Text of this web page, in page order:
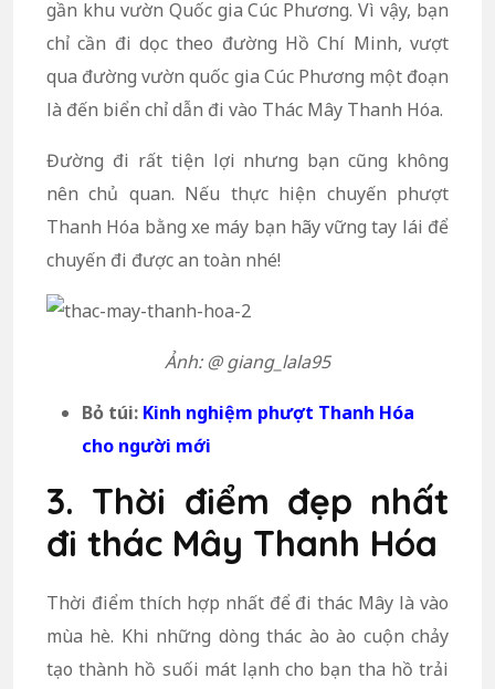
gần khu vườn Quốc gia Cúc Phương. Vì vậy, bạn
chỉ cần đi dọc theo đường Hồ Chí Minh, vượt
qua đường vườn quốc gia Cúc Phương một đoạn
là đến biển chỉ dẫn đi vào Thác Mây Thanh Hóa.
Đường đi rất tiện lợi nhưng bạn cũng không
nên chủ quan. Nếu thực hiện chuyến phượt
Thanh Hóa bằng xe máy bạn hãy vững tay lái để
chuyến đi được an toàn nhé!
Ảnh: @ giang_lala95
Bỏ túi: Kinh nghiệm phượt Thanh Hóa
cho người mới
3. Thời điểm đẹp nhất
đi thác Mây Thanh Hóa
Thời điểm thích hợp nhất để đi thác Mây là vào
mùa hè. Khi những dòng thác ào ào cuộn chảy
tạo thành hồ suối mát lạnh cho bạn tha hồ trải